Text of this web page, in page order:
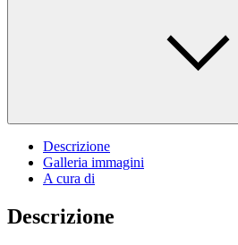
Descrizione
Galleria immagini
A cura di
Descrizione